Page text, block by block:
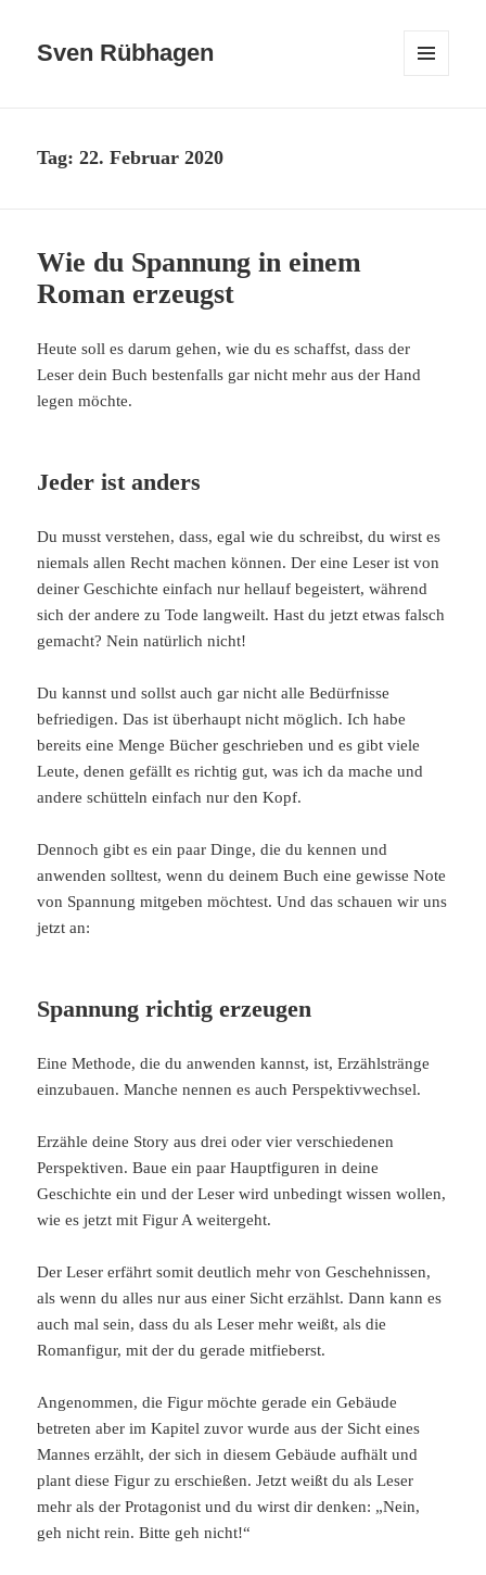
Sven Rübhagen
Tag:22. Februar 2020
Wie du Spannung in einem
Roman erzeugst
Heute soll es darum gehen, wie du es schaffst, dass der
Leser dein Buch bestenfalls gar nicht mehr aus der Hand
legen möchte.
Jeder ist anders
Du musst verstehen, dass, egal wie du schreibst, du wirst es
niemals allen Recht machen können. Der eine Leser ist von
deiner Geschichte einfach nur hellauf begeistert, während
sich der andere zu Tode langweilt. Hast du jetzt etwas falsch
gemacht? Nein natürlich nicht!
Du kannst und sollst auch gar nicht alle Bedürfnisse
befriedigen. Das ist überhaupt nicht möglich. Ich habe
bereits eine Menge Bücher geschrieben und es gibt viele
Leute, denen gefällt es richtig gut, was ich da mache und
andere schütteln einfach nur den Kopf.
Dennoch gibt es ein paar Dinge, die du kennen und
anwenden solltest, wenn du deinem Buch eine gewisse Note
von Spannung mitgeben möchtest. Und das schauen wir uns
jetzt an:
Spannung richtig erzeugen
Eine Methode, die du anwenden kannst, ist, Erzählstränge
einzubauen. Manche nennen es auch Perspektivwechsel.
Erzähle deine Story aus drei oder vier verschiedenen
Perspektiven. Baue ein paar Hauptfiguren in deine
Geschichte ein und der Leser wird unbedingt wissen wollen,
wie es jetzt mit Figur A weitergeht.
Der Leser erfährt somit deutlich mehr von Geschehnissen,
als wenn du alles nur aus einer Sicht erzählst. Dann kann es
auch mal sein, dass du als Leser mehr weißt, als die
Romanfigur, mit der du gerade mitfieberst.
Angenommen, die Figur möchte gerade ein Gebäude
betreten aber im Kapitel zuvor wurde aus der Sicht eines
Mannes erzählt, der sich in diesem Gebäude aufhält und
plant diese Figur zu erschießen. Jetzt weißt du als Leser
mehr als der Protagonist und du wirst dir denken: „Nein,
geh nicht rein. Bitte geh nicht!“